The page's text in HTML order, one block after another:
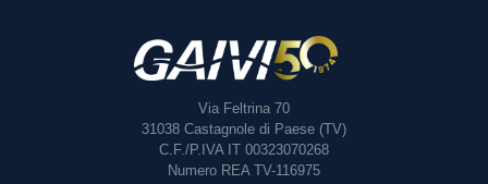
Via Feltrina 70
31038 Castagnole di Paese (TV)
C.F./P.IVA IT 00323070268
Numero REA TV-116975